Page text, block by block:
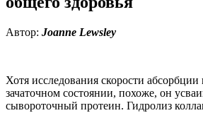
Автор: Joanne Lewsley
Хотя исследования скорости абсорбции
зачаточном состоянии, похоже, он
сывороточный протеин. Гидролиз